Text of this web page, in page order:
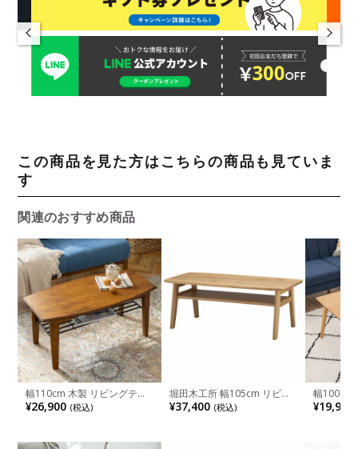
この商品を見た方はこちらの商品も見ていま
す
関連のおすすめ商品
幅110cm 木製 リビングテー
ブル アンティーク風 棚付き
ミンディ 天然木 ソファーテ
ヴィンテージ風
¥26,900 (税込)
堀田木工所 幅105cm リビン
グテーブル 木製 アルダー材
自然塗装 収納 日本製 コンパ
¥37,400 (税込)
幅100cm
天然木 無
ブル カフ
¥19,900